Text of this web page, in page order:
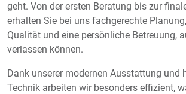
geht. Von der ersten Beratung bis zur
erhalten Sie bei uns fachgerechte
Qualität und eine persönliche Betreuung,
verlassen können.
Dank unserer modernen Ausstattung und
Technik arbeiten wir besonders effizient,